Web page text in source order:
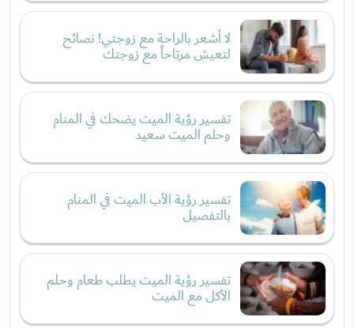
لا أشعر بالراحة مع زوجتي! نصائح
لتعيش مرتاحاً مع زوجتك
تفسير رؤية الميت يضحك في المنام
وحلم الميت سعيد
تفسير رؤية الأب الميت في المنام
بالتفصيل
تفسير رؤية الميت يطلب طعام وحلم
الأكل مع الميت